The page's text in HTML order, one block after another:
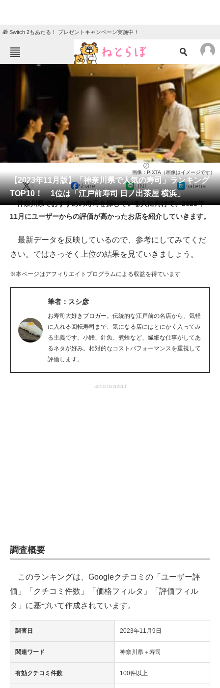
🎁 Switch 2もあたる！ プレゼントキャンペーン実施中！
ねとらぼメニュー
住まい 教育・育児
リサーチ
会員記事
メディア
注目記事を集めた総合ページ
ITの今と未来を見通す
好きが集まる 比べて選べる
ビジネスと働き方のヒント
AI活用のいまが分かる
経営リーダーのコミュニティ
電子設計の基本と応用
エネルギーの専門メディア
建設×テクノロジーの最前線
【2023年11月版】「神奈川県で人気の寿司」ランキング
TOP10！ 1位は「江戸前寿司 日ノ出茶屋 横浜」
画像：PIXTA（画像はイメージです）
X Share LINE hatena
神奈川県でおすすめの寿司を探している人に向けて、2023年
11月にユーザーからの評価が高かったお店を紹介していきます。
最新データを反映しているので、参考にしてみてくだ
さい。ではさっそく上位の結果を見ていきましょう。
※本ページはアフィリエイトプログラムによる収益を得ています
筆者：スシ彦
お寿司大好きブロガー。伝統的な江戸前の名店から、気軽
に入れる回転寿司まで、気になる店にはとにかく入ってみ
る主義です。小鰭、針魚、煮蛤など、繊細な仕事がしてあ
るネタが好み。相対的なコストパフォーマンスを重視して
評価します。
advertisement
調査概要
このランキングは、Googleクチコミの「ユーザー評
価」「クチコミ件数」「価格フィルタ」「評価フィル
タ」に基づいて作成されています。
調査日 2023年11月9日
関連ワード 神奈川県＋寿司
有効クチコミ件数 100件以上